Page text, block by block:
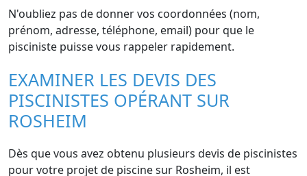
N'oubliez pas de donner vos coordonnées (nom,
prénom, adresse, téléphone, email) pour que le
pisciniste puisse vous rappeler rapidement.
EXAMINER LES DEVIS DES
PISCINISTES OPÉRANT SUR
ROSHEIM
Dès que vous avez obtenu plusieurs devis de piscinistes
pour votre projet de piscine sur Rosheim, il est